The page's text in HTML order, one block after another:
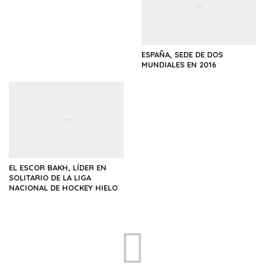
ESPAÑA, SEDE DE DOS
MUNDIALES EN 2016
EL ESCOR BAKH, LÍDER EN
SOLITARIO DE LA LIGA
NACIONAL DE HOCKEY HIELO